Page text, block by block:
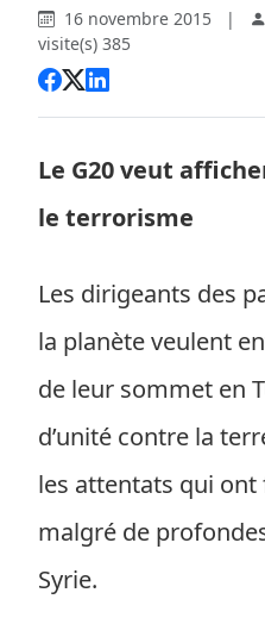
16 novembre 2015 |
visite(s) 385
Le G20 veut
le terrorisme
Les dirigeants des
la planète veulent
de leur sommet en
d’unité contre la
les attentats qui ont
malgré de
Syrie.